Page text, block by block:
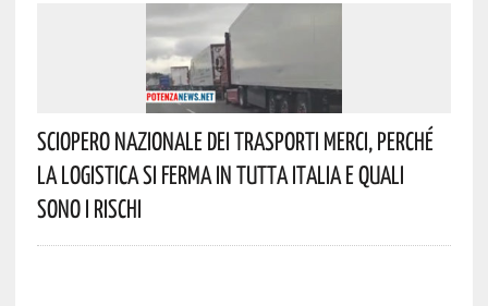
Sciopero Nazionale Dei Trasporti Merci, Perché
La Logistica Si Ferma In Tutta Italia E Quali
Sono I Rischi